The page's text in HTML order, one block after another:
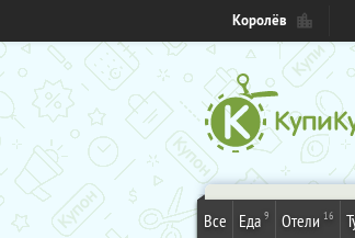
Королёв
Все Еда 9 Отели 16